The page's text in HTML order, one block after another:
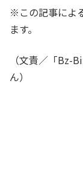
※この記事によ
ます。
（文責／「Bz-
ん）